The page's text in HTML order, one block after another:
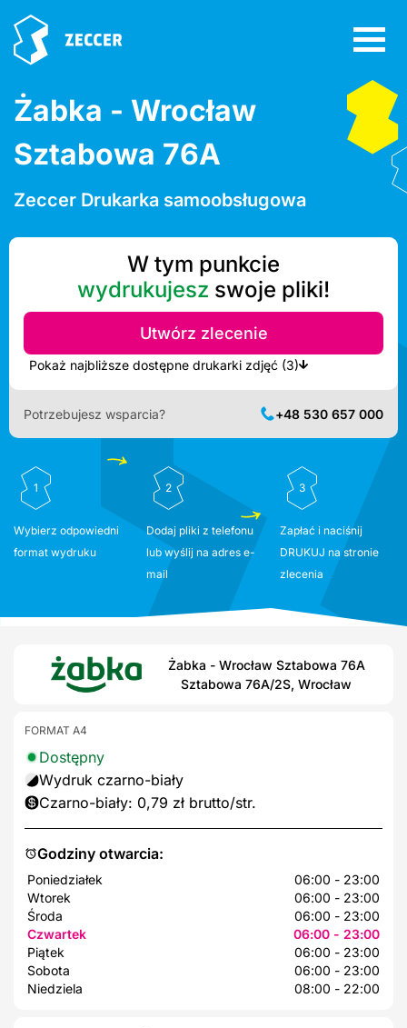
Żabka - Wrocław
Sztabowa 76A
Zeccer Drukarka samoobsługowa
W tym punkcie
wydrukujesz swoje pliki!
Utwórz zlecenie
Pokaż najbliższe dostępne drukarki zdjęć (3)
Potrzebujesz wsparcia? +48 530 657 000
1
Wybierz odpowiedni
format wydruku
2
Dodaj pliki z telefonu
lub wyślij na adres e-
mail
3
Zapłać i naciśnij
DRUKUJ na stronie
zlecenia
Żabka - Wrocław Sztabowa 76A
Sztabowa 76A/2S, Wrocław
Godziny otwarcia:
Poniedziałek
06:00 - 23:00
Wtorek
06:00 - 23:00
Środa
06:00 - 23:00
Czwartek
06:00 - 23:00
Piątek
06:00 - 23:00
Sobota
06:00 - 23:00
Niedziela
08:00 - 22:00
FORMAT A4
Dostępny
Wydruk czarno-biały
Czarno-biały: 0,79 zł brutto/str.